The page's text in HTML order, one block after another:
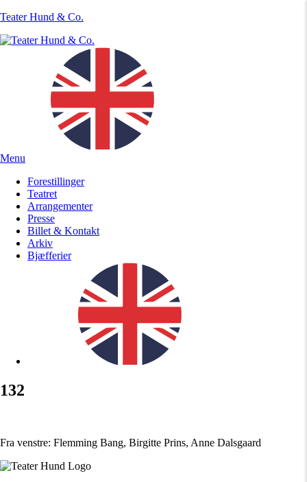
Teater Hund & Co.
Menu
Forestillinger
Teatret
Arrangementer
Presse
Billet & Kontakt
Arkiv
Bjæfferier
132
Fra venstre: Flemming Bang, Birgitte Prins, Anne Dalsgaard